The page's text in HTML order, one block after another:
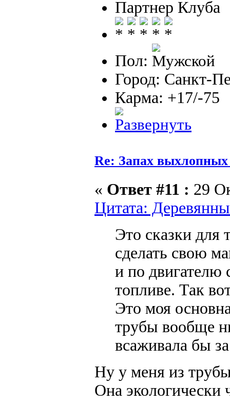
Партнер Клуба
Пол:
Город: Санкт-
Карма: +17/-75
Re: Запах выхлопных
« Ответ #11 : 29
Цитата:
Это сказки для
сделать свою
и по двигателю
топливе. Так
Это моя
трубы вообще
всаживала бы
Ну у меня из
Она экологически